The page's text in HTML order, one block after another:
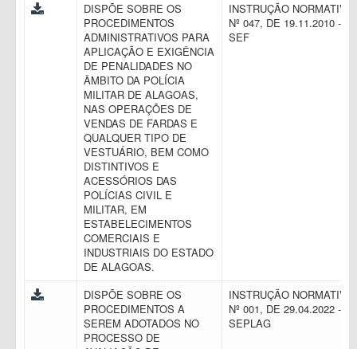
DISPÕE SOBRE OS
PROCEDIMENTOS
ADMINISTRATIVOS PARA
APLICAÇÃO E EXIGÊNCIA
DE PENALIDADES NO
ÂMBITO DA POLÍCIA
MILITAR DE ALAGOAS,
NAS OPERAÇÕES DE
VENDAS DE FARDAS E
QUALQUER TIPO DE
VESTUÁRIO, BEM COMO
DISTINTIVOS E
ACESSÓRIOS DAS
POLÍCIAS CIVIL E
MILITAR, EM
ESTABELECIMENTOS
COMERCIAIS E
INDUSTRIAIS DO ESTADO
DE ALAGOAS.
INSTRUÇÃO NORMATIVA
Nº 047, DE 19.11.2010 -
SEF
DISPÕE SOBRE OS
PROCEDIMENTOS A
SEREM ADOTADOS NO
PROCESSO DE
INSTRUÇÃO NORMATIVA
Nº 001, DE 29.04.2022 -
SEPLAG